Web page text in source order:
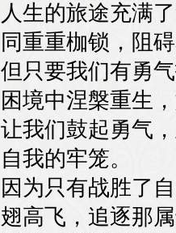
人生的旅途充满
同重重枷锁，阻
但只要我们有勇
困境中涅槃重生
让我们鼓起勇气
自我的牢笼。
因为只有战胜了
翅高飞，追逐那